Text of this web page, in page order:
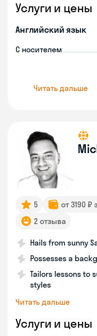
Услуги и цены
Английский язык
С носителем
Читать дальше
5 от 3190 ₽
2 отзыва
Hails from sunny
Possesses a
Tailors lessons to
styles
Читать дальше
Услуги и цены